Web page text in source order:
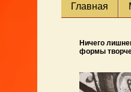
Главная
Ничего
формы